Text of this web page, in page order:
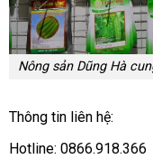
Nông sản Dũng Hà
Thông tin liên hệ:
Hotline: 0866.918.366